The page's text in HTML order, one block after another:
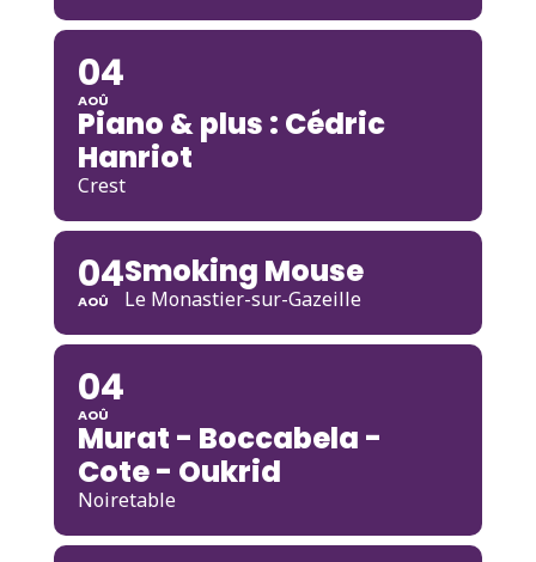
04
AOÛ
Piano & plus : Cédric
Hanriot
Crest
04
AOÛ
Smoking Mouse
Le Monastier-sur-Gazeille
04
AOÛ
Murat - Boccabela -
Cote - Oukrid
Noiretable